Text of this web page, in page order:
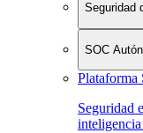
Seguridad
SOC
Seguridad